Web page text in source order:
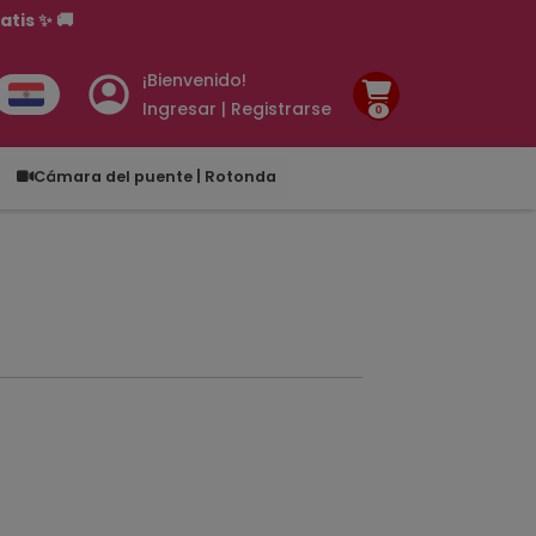
¡Bienvenido!
Ingresar | Registrarse
0
Cámara del puente | Rotonda